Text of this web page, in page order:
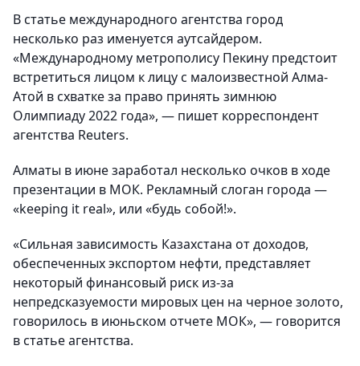
В статье международного агентства город
несколько раз именуется аутсайдером.
«Международному метрополису Пекину предстоит
встретиться лицом к лицу с малоизвестной Алма-
Атой в схватке за право принять зимнюю
Олимпиаду 2022 года», — пишет корреспондент
агентства Reuters.
Алматы в июне заработал несколько очков в ходе
презентации в МОК. Рекламный слоган города —
«keeping it real», или «будь собой!».
«Сильная зависимость Казахстана от доходов,
обеспеченных экспортом нефти, представляет
некоторый финансовый риск из-за
непредсказуемости мировых цен на черное золото,
говорилось в июньском отчете МОК», — говорится
в статье агентства.